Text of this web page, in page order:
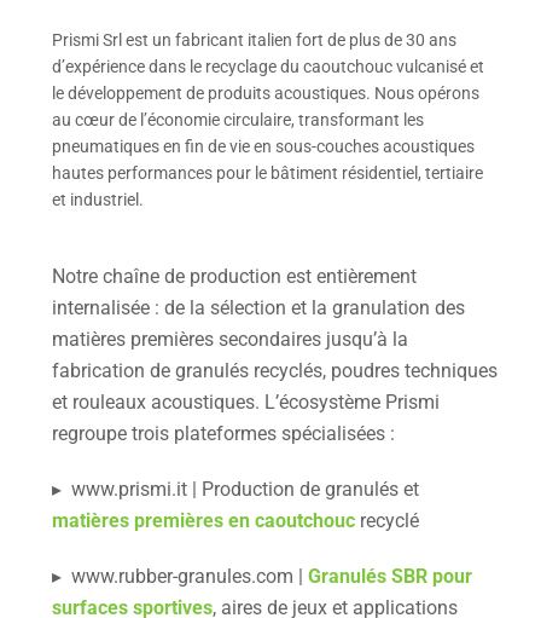
Prismi Srl est un fabricant italien fort de plus de 30 ans
d’expérience dans le recyclage du caoutchouc vulcanisé et
le développement de produits acoustiques. Nous opérons
au cœur de l’économie circulaire, transformant les
pneumatiques en fin de vie en sous-couches acoustiques
hautes performances pour le bâtiment résidentiel, tertiaire
et industriel.
Notre chaîne de production est entièrement
internalisée : de la sélection et la granulation des
matières premières secondaires jusqu’à la
fabrication de granulés recyclés, poudres techniques
et rouleaux acoustiques. L’écosystème Prismi
regroupe trois plateformes spécialisées :
▸ www.prismi.it | Production de granulés et
matières premières en caoutchouc recyclé
▸ www.rubber-granules.com |Granulés SBR pour
surfaces sportives, aires de jeux et applications